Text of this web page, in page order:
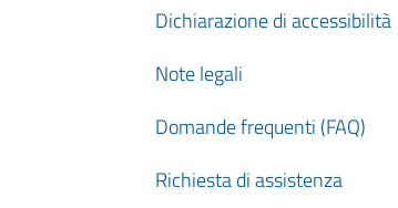
Dichiarazione di accessibilità
Note legali
Domande frequenti (FAQ)
Richiesta di assistenza